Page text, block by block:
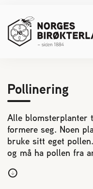
Kontakt oss
Bli medlem
Starte med birøkt
Medlemssider
Pollinering
Alle
formere seg. Noen
bruke sitt eget
og må ha pollen fra